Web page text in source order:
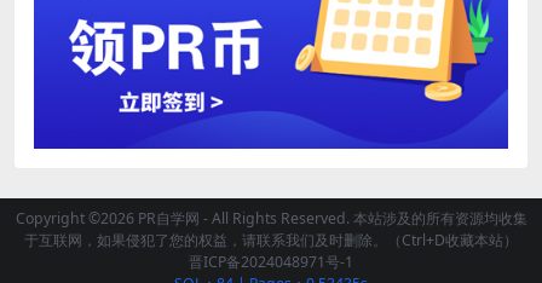
Copyright ©2026 PR自学网 - All Rights Reserved. 本站涉及的所有资源均收集
于互联网，如果侵犯了您的权益，请联系我们及时删除。（Ctrl+D收藏本站）
晋ICP备2024048971号-1